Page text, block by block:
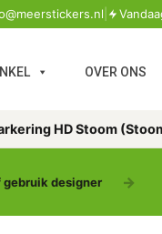
OVER ONS
HD Stoom
designer